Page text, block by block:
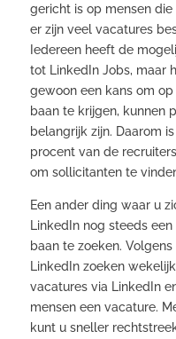
gericht is op mensen die
er zijn veel vacatures
Iedereen heeft de
tot LinkedIn Jobs, maar
gewoon een kans om
baan te krijgen, kunnen
belangrijk zijn. Daarom
procent van de
om sollicitanten te
Een ander ding waar u
LinkedIn nog steeds
baan te zoeken.
LinkedIn zoeken
vacatures via LinkedIn
mensen een vacature.
kunt u sneller